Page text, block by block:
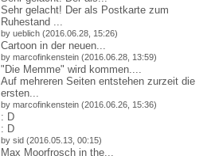
Sehr gelacht! Der als Postkarte zum
Ruhestand ...
by ueblich (2016.06.28, 15:26)
Cartoon in der neuen...
by marcofinkenstein (2016.06.28, 13:59)
"Die Memme" wird kommen....
Auf mehreren Seiten entstehen zurzeit die
ersten...
by marcofinkenstein (2016.06.26, 15:36)
: D
: D
by sid (2016.05.13, 00:15)
Max Moorfrosch in the...